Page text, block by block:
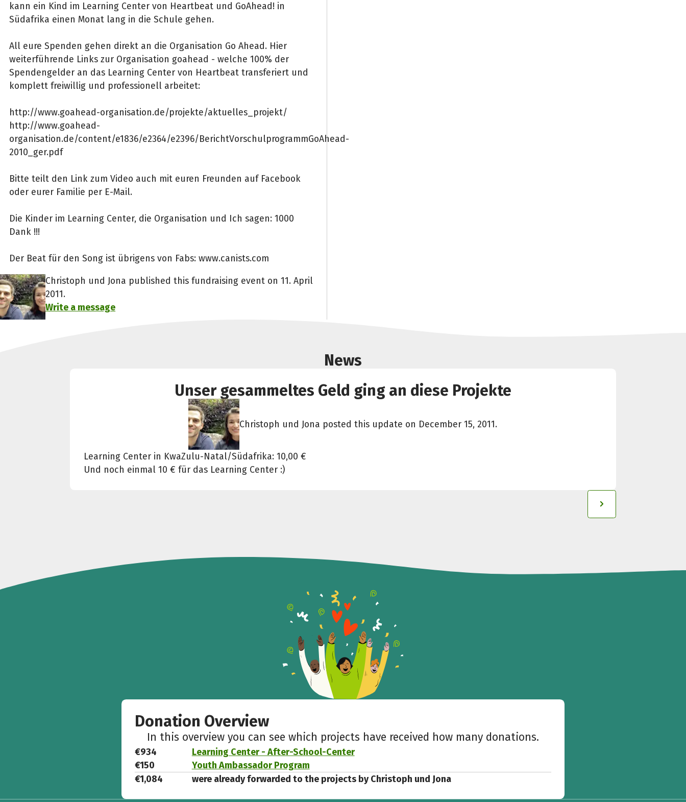
kann ein Kind im Learning Center von Heartbeat und GoAhead! in
Südafrika einen Monat lang in die Schule gehen.
All eure Spenden gehen direkt an die Organisation Go Ahead. Hier
weiterführende Links zur Organisation goahead - welche 100% der
Spendengelder an das Learning Center von Heartbeat transferiert und
komplett freiwillig und professionell arbeitet:
http://www.goahead-organisation.de/projekte/aktuelles_projekt/
http://www.goahead-
organisation.de/content/e1836/e2364/e2396/BerichtVorschulprogrammGoAhead-
2010_ger.pdf
Bitte teilt den Link zum Video auch mit euren Freunden auf Facebook
oder eurer Familie per E-Mail.
Die Kinder im Learning Center, die Organisation und Ich sagen: 1000
Dank !!!
Der Beat für den Song ist übrigens von Fabs: www.canists.com
Christoph und Jona published this fundraising event on 11. April
2011.
Write a message
News
Unser gesammeltes Geld ging an diese Projekte
Christoph und Jona posted this update on December 15, 2011.
Learning Center in KwaZulu-Natal/Südafrika: 10,00 €
Und noch einmal 10 € für das Learning Center :)
Donation Overview
In this overview you can see which projects have received how many donations.
€934
Learning Center - After-School-Center
€150
Youth Ambassador Program
€1,084
were already forwarded to the projects by Christoph und Jona